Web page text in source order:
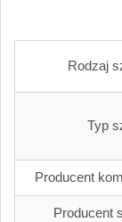
Rodzaj
Typ
Producent
Producent